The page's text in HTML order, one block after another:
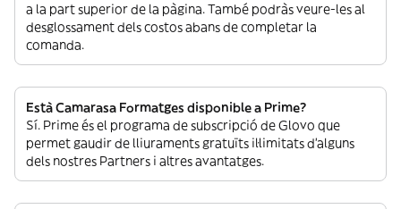
a la part superior de la pàgina. També podràs veure-les al
desglossament dels costos abans de completar la
comanda.
Està Camarasa Formatges disponible a Prime?
Sí. Prime és el programa de subscripció de Glovo que
permet gaudir de lliuraments gratuïts il·limitats d’alguns
dels nostres Partners i altres avantatges.